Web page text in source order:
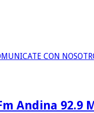
CON
Andina 92.9